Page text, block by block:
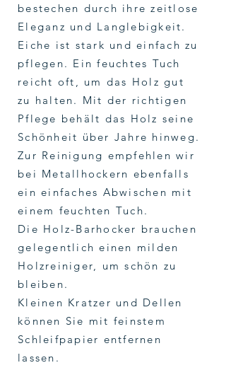
bestechen durch ihre zeitlose
Eleganz und Langlebigkeit.
Eiche ist stark und einfach zu
pflegen. Ein feuchtes Tuch
reicht oft, um das Holz gut
zu halten. Mit der richtigen
Pflege behält das Holz seine
Schönheit über Jahre hinweg.
Zur Reinigung empfehlen wir
bei Metallhockern ebenfalls
ein einfaches Abwischen mit
einem feuchten Tuch.
Die Holz-Barhocker brauchen
gelegentlich einen milden
Holzreiniger, um schön zu
bleiben.
Kleinen Kratzer und Dellen
können Sie mit feinstem
Schleifpapier entfernen
lassen.